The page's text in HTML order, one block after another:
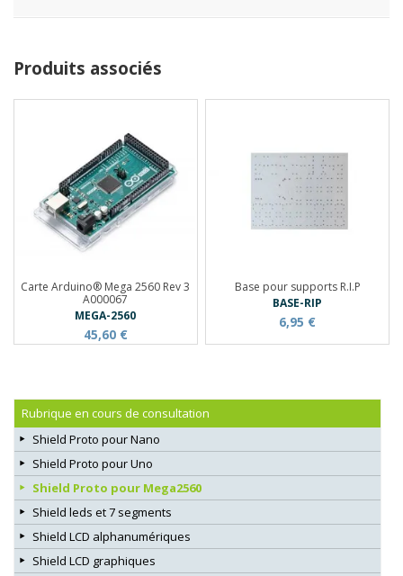
Produits associés
Carte Arduino® Mega 2560 Rev 3
A000067
MEGA-2560
45,60 €
Base pour supports R.I.P
BASE-RIP
6,95 €
Rubrique en cours de consultation
Shield Proto pour Nano
Shield Proto pour Uno
Shield Proto pour Mega2560
Shield leds et 7 segments
Shield LCD alphanumériques
Shield LCD graphiques